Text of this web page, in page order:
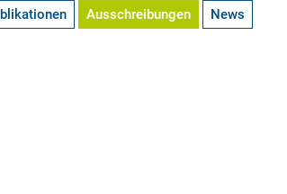
Ausschreibungen News